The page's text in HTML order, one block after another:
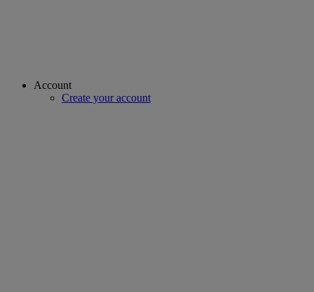
Account
Create your account